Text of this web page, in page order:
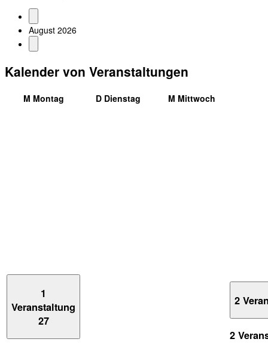
August 2026
Kalender von Veranstaltungen
M Montag D Dienstag M Mittwoch
1
Veranstaltung
27
2
2